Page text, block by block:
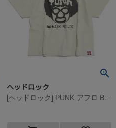
ヘッドロック